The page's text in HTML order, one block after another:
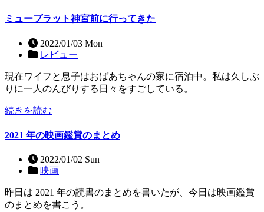
ミュープラット神宮前に行ってきた
2022/01/03 Mon
レビュー
現在ワイフと息子はおばあちゃんの家に宿泊中。私は久しぶ
りに一人のんびりする日々をすごしている。
続きを読む
2021 年の映画鑑賞のまとめ
2022/01/02 Sun
映画
昨日は 2021 年の読書のまとめを書いたが、今日は映画鑑賞
のまとめを書こう。